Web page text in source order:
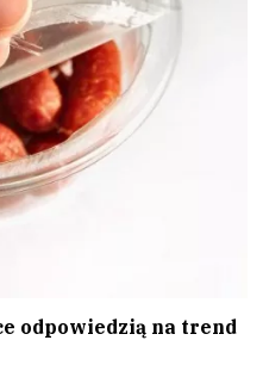
odpowiedzią na trend